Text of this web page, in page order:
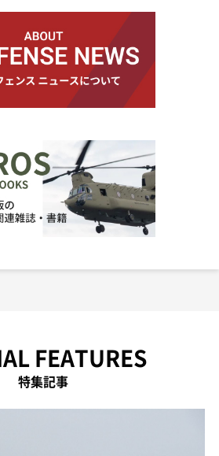
FEATURES
特集記事